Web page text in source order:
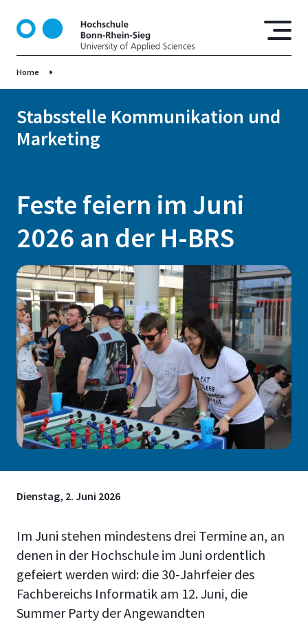
t
Home
Stabsstelle Kommunikation und
Marketing
Feste feiern im Juni
2026 an der H-BRS
Dienstag, 2. Juni 2026
Im Juni stehen mindestens drei Termine an, an
denen in der Hochschule im Juni ordentlich
gefeiert werden wird: die 30-Jahrfeier des
Fachbereichs Informatik am 12. Juni, die
Summer Party der Angewandten